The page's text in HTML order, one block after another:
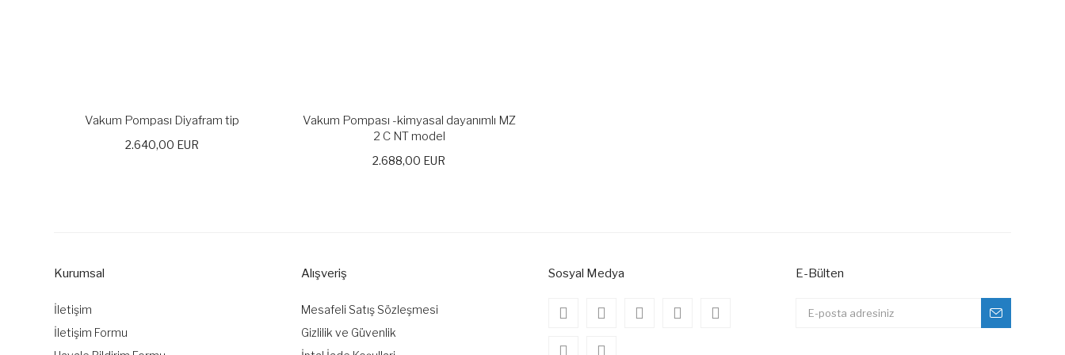
Vakum Pompası Diyafram tip
2.640,00 EUR
Vakum Pompası -kimyasal dayanımlı MZ
2 C NT model
2.688,00 EUR
Kurumsal
İletişim
İletişim Formu
Alışveriş
Mesafeli Satış Sözleşmesi
Gizlilik ve Güvenlik
Sosyal Medya E-Bülten